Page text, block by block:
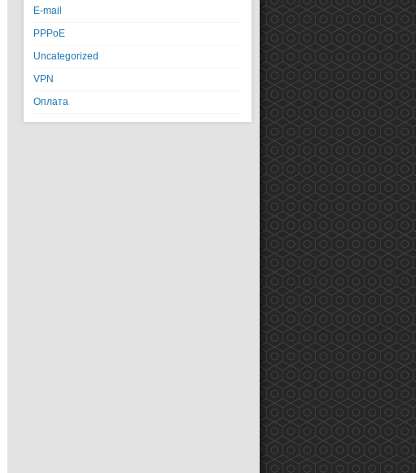
E-mail
PPPoE
Uncategorized
VPN
Оплата